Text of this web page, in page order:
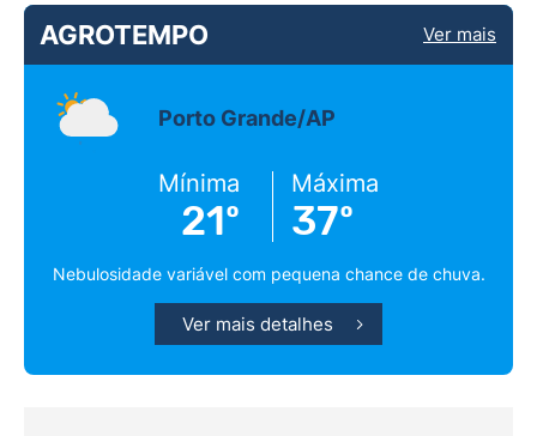
AGROTEMPO Ver mais
Porto Grande/AP
Mínima
21º
Máxima
37º
Nebulosidade variável com pequena chance de chuva.
Ver mais detalhes